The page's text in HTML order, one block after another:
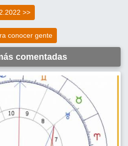
>>
conocer gente
comentadas